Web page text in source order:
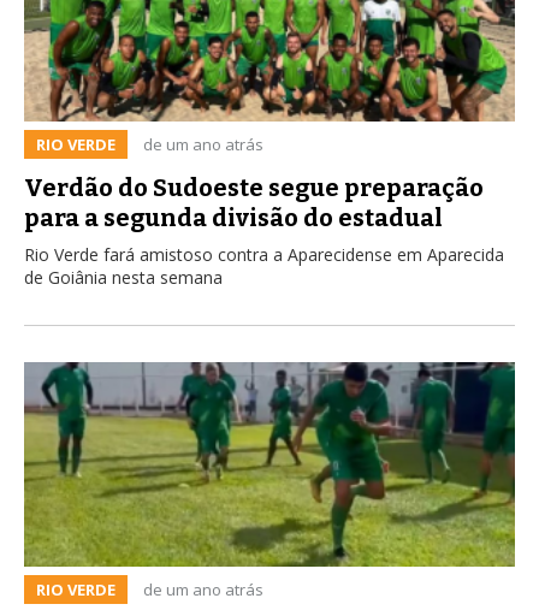
RIO VERDE de um ano atrás
Verdão do Sudoeste segue preparação
para a segunda divisão do estadual
Rio Verde fará amistoso contra a Aparecidense em Aparecida
de Goiânia nesta semana
RIO VERDE de um ano atrás